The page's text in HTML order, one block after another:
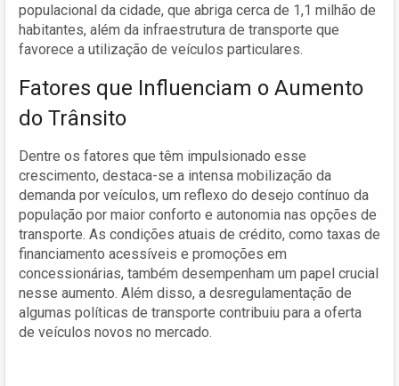
populacional da cidade, que abriga cerca de 1,1 milhão de
habitantes, além da infraestrutura de transporte que
favorece a utilização de veículos particulares.
Fatores que Influenciam o Aumento
do Trânsito
Dentre os fatores que têm impulsionado esse
crescimento, destaca-se a intensa mobilização da
demanda por veículos, um reflexo do desejo contínuo da
população por maior conforto e autonomia nas opções de
transporte. As condições atuais de crédito, como taxas de
financiamento acessíveis e promoções em
concessionárias, também desempenham um papel crucial
nesse aumento. Além disso, a desregulamentação de
algumas políticas de transporte contribuiu para a oferta
de veículos novos no mercado.